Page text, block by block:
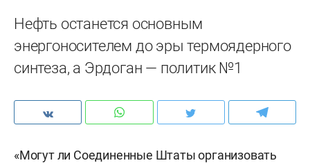
Нефть останется основным
энергоносителем до эры термоядерного
синтеза, а Эрдоган — политик №1
«Могут ли Соединенные Штаты организовать